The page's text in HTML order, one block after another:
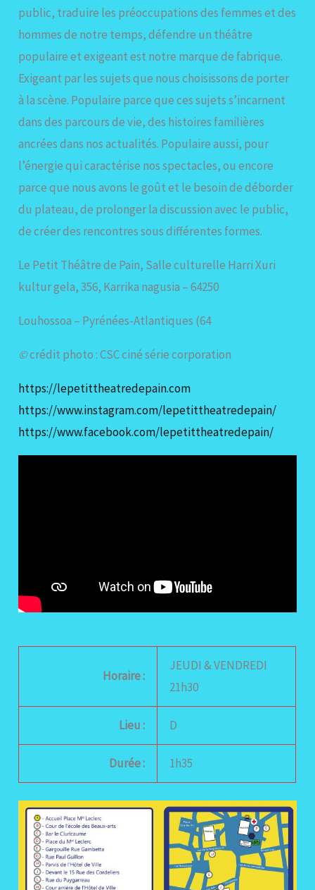
public, traduire les préoccupations des femmes et des
hommes de notre temps, défendre un théâtre
populaire et exigeant est notre marque de fabrique.
Exigeant par les sujets que nous choisissons de porter
à la scène. Populaire parce que ces sujets s’incarnent
dans des parcours de vie, des histoires familières
ancrées dans nos actualités. Populaire aussi, pour
l’énergie qui caractérise nos spectacles, ou encore
parce que nous avons le goût et le besoin de déborder
du plateau, de prolonger la discussion avec le public,
de créer des rencontres sous différentes formes.
Le Petit Théâtre de Pain, Salle culturelle Harri Xuri
kultur gela, 356, Karrika nagusia – 64250
Louhossoa – Pyrénées-Atlantiques (64
©crédit photo : CSC ciné série corporation
https://lepetittheatredepain.com
https://www.instagram.com/lepetittheatredepain/
https://www.facebook.com/lepetittheatredepain/
Horaire :
JEUDI & VENDREDI
21h30
Lieu : D
Durée : 1h35